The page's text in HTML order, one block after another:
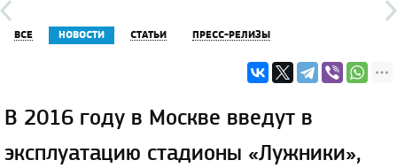
ВСЕ НОВОСТИ СТАТЬИ ПРЕСС-РЕЛИЗЫ
В 2016 году в Москве введут в
эксплуатацию стадионы «Лужники»,